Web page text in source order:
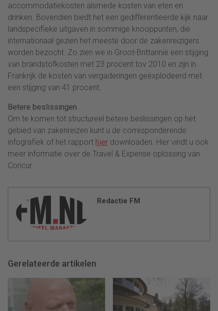
accommodatiekosten alsmede kosten van eten en
drinken. Bovendien biedt het een gedifferentieerde kijk naar
landspecifieke uitgaven in sommige knooppunten, die
internationaal gezien het meeste door de zakenreizigers
worden bezocht. Zo zien we in Groot-Brittannië een stijging
van brandstofkosten met 23 procent tov 2010 en zijn in
Frankrijk de kosten van vergaderingen geëxplodeerd met
een stijging van 41 procent.
Betere beslissingen
Om te komen tot structureel betere beslissingen op het
gebied van zakenreizen kunt u de corresponderende
infografiek of het rapport hier downloaden. Hier vindt u ook
meer informatie over de Travel & Expense oplossing van
Concur.
Redactie FM
Gerelateerde artikelen